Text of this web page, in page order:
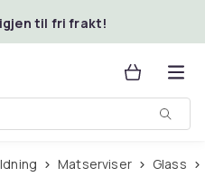
igjen til fri frakt!
Matserviser Glass